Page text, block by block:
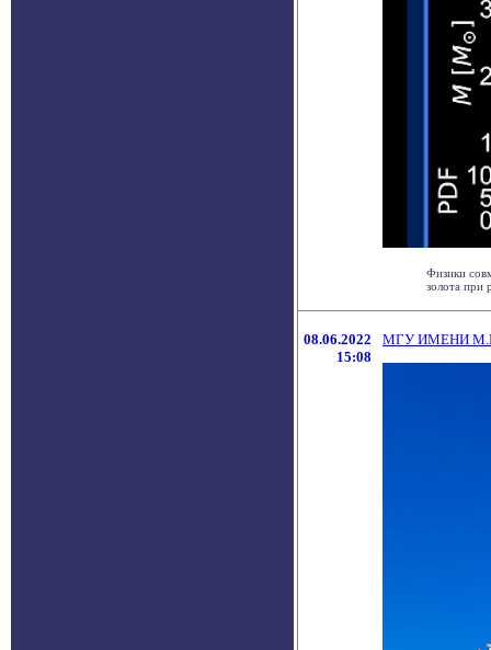
Физики
золота при
08.06.2022
15:08
МГУ ИМЕНИ